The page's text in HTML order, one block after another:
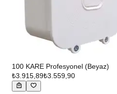
100 KARE Profesyonel (Beyaz)
₺3.915,89₺3.559,90